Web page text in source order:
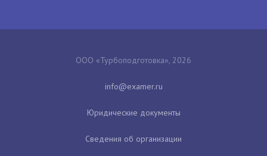
ООО «Турбоподготовка», 2026
Юридические документы
Сведения об организации